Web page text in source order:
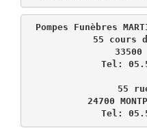
Pompes Funèbres
55 cours
33500
Tel:
55
24700
Tel: